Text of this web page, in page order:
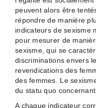
peuvent alors être
répondre de manière
indicateurs de sexisme
pour mesurer de
sexisme, qui se
discriminations envers
revendications des
des femmes. Le
du statu quo
A chaque indicateur